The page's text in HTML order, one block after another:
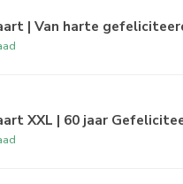
| Van harte
XXL | 60 jaar